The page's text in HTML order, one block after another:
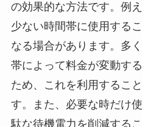
の効果的な方法です。例
少ない時間帯に使用する
なる場合があります。多
帯によって料金が変動す
ため、これを利用するこ
す。また、必要な時だけ
駄な待機電力を削減する